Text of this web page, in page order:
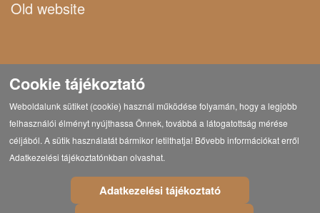
Old website
Cookie tájékoztató
Weboldalunk sütiket (cookie) használ működése folyamán, hogy a legjobb
felhasználói élményt nyújthassa Önnek, továbbá a látogatottság mérése
céljából. A sütik használatát bármikor letilthatja! Bővebb információkat erről
Adatkezelési tájékoztatónkban olvashat.
Adatkezelési tájékoztató